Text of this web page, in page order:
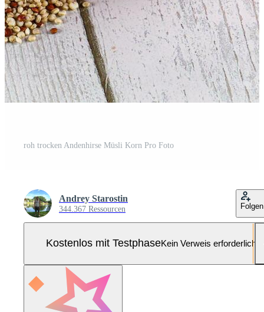
roh trocken Andenhirse Müsli Korn Pro Foto
Andrey Starostin
344.367 Ressourcen Folgen
Kostenlos mit TestphaseKein Verweis erforderlich